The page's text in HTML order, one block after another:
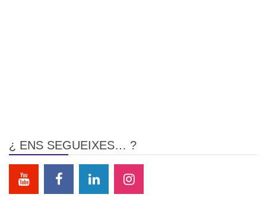
¿ ENS SEGUEIXES… ?